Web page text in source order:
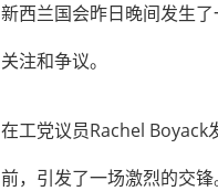
新西兰国会昨日晚间发生
关注和争议。
在工党议员Rachel
前，引发了一场激烈的交锋